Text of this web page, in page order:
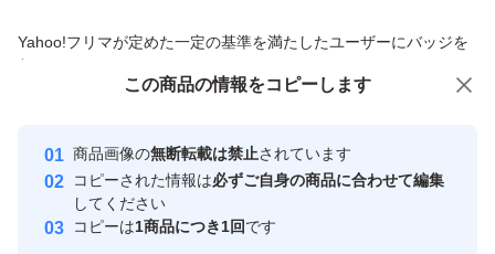
Yahoo!フリマが定めた一定の基準を満たしたユーザーにバッジを
付与しています
安心取引出品者
心・安全なユーザーです
取引実績
この商品の情報をコピーします
商品画像の無断転載は禁止されています
コピーされた情報は必ずご自身の商品に合わせて編集
してください
コピーは1商品につき1回です
この商品をみている人にオススメ